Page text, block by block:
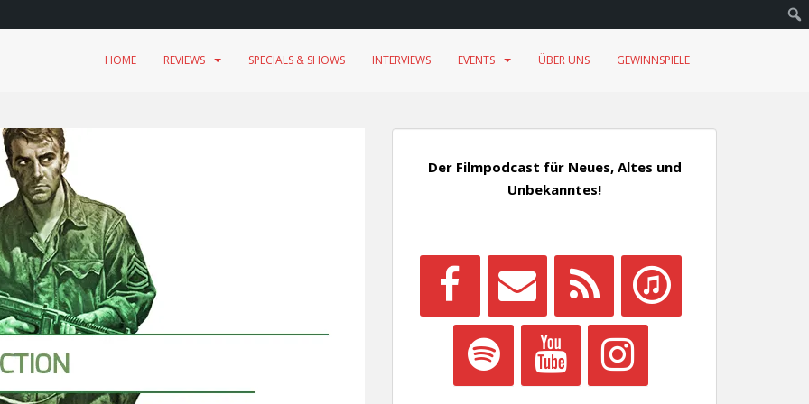
HOME REVIEWS SPECIALS & SHOWS INTERVIEWS EVENTS ÜBER UNS GEWINNSPIELE
Der Filmpodcast für Neues, Altes und
Unbekanntes!